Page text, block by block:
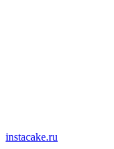
instacake.ru